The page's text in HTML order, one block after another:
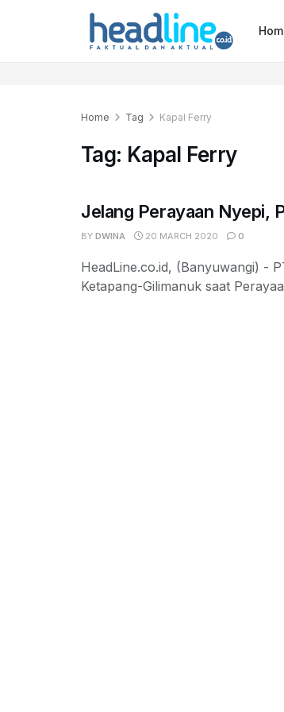
Home Tag Kapal Ferry
Tag: Kapal Ferry
Jelang Perayaan Nyepi,
BY DWINA 20 MARCH 2020 0
HeadLine.co.id, (Banyuwangi) -
Ketapang-Gilimanuk saat